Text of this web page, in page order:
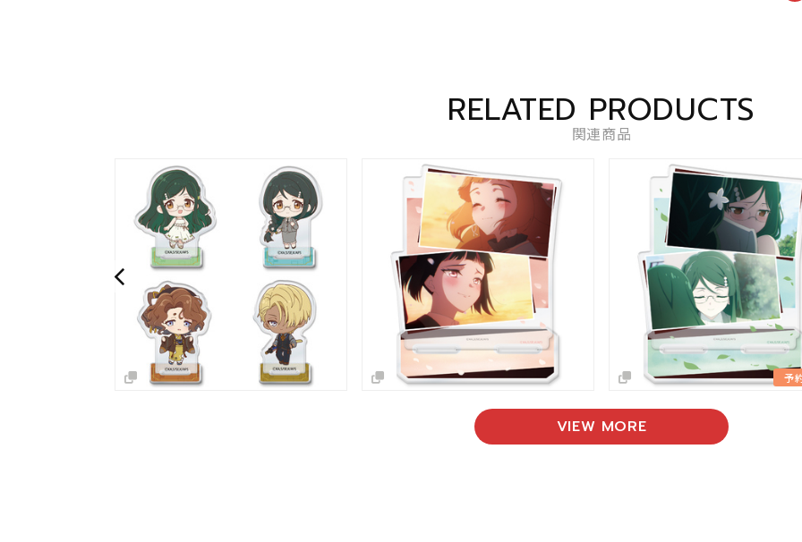
RELATED PRODUCTS
関連商品
予約商品
VIEW MORE